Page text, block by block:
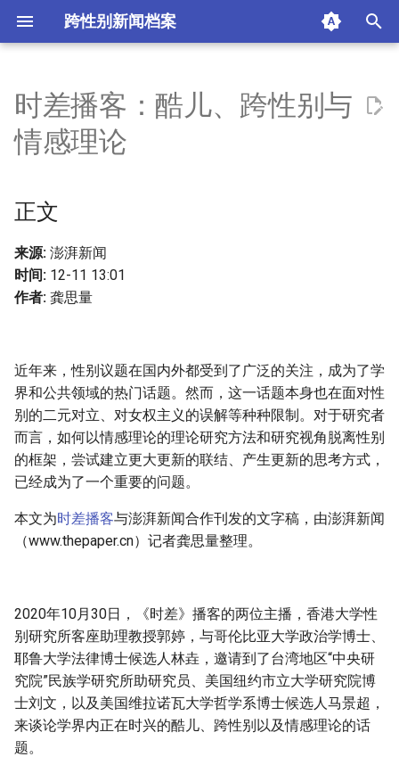
跨性别新闻档案
n
a
l
i
n
g
s
e
正文
摘要与附加信息
附加信息 [Processed Page
Metadata]
时差播客：酷儿、跨性别与
情感理论
正文
来源: 澎湃新闻
时间: 12-11 13:01
作者: 龚思量
近年来，性别议题在国内外都受到了广泛的关注，成为了学
界和公共领域的热门话题。然而，这一话题本身也在面对性
别的二元对立、对女权主义的误解等种种限制。对于研究者
而言，如何以情感理论的理论研究方法和研究视角脱离性别
的框架，尝试建立更大更新的联结、产生更新的思考方式，
已经成为了一个重要的问题。
本文为时差播客与澎湃新闻合作刊发的文字稿，由澎湃新闻
（www.thepaper.cn）记者龚思量整理。
2020年10月30日，《时差》播客的两位主播，香港大学性
别研究所客座助理教授郭婷，与哥伦比亚大学政治学博士、
耶鲁大学法律博士候选人林垚，邀请到了台湾地区“中央研
究院”民族学研究所助研究员、美国纽约市立大学研究院博
士刘文，以及美国维拉诺瓦大学哲学系博士候选人马景超，
来谈论学界内正在时兴的酷儿、跨性别以及情感理论的话
题。